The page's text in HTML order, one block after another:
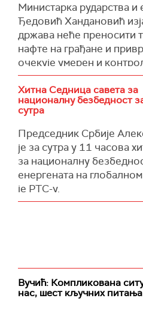
Министарка рударства и
Ђедовић Хандановић
држава неће преносити
нафте на грађане и
очекује умерен и
горива.
"Ми, као што знате,
нове цене дизела и
дизел, за два динара
три динара је поскупео
три динара. Ми ћемо
останемо у том опсегу,
терет повећања цена
тржишту због
наше грађане и
средине и енергетике
Папаставруом у Влади
Хитна Седница савета за
националну безбедност
сутра
Председник Србије
је за сутра у 11 часова
за националну
енергената на
је РТС-у.
Вучић: Компликована
нас, шест кључних питања